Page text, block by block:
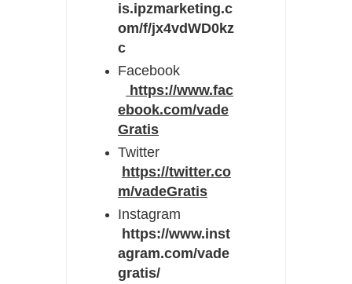
is.ipzmarketing.c
om/f/jx4vdWD0kz
c
Facebook
https://www.fac
ebook.com/vade
Gratis
Twitter
https://twitter.co
m/vadeGratis
Instagram
https://www.inst
agram.com/vade
gratis/